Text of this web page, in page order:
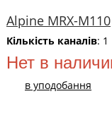
Alpine MRX-M110
Кількість каналів: 1
Нет в
в уподобання